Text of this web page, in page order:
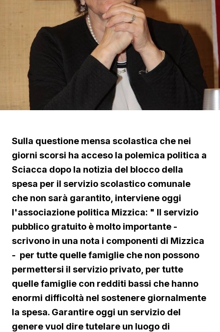
Sulla questione mensa scolastica che nei
giorni scorsi ha acceso la polemica politica a
Sciacca dopo la notizia del blocco della
spesa per il servizio scolastico comunale
che non sarà garantito, interviene oggi
l'associazione politica Mizzica: " Il servizio
pubblico gratuito è molto importante -
scrivono in una nota i componenti di Mizzica
- per tutte quelle famiglie che non possono
permettersi il servizio privato, per tutte
quelle famiglie con redditi bassi che hanno
enormi difficoltà nel sostenere giornalmente
la spesa. Garantire oggi un servizio del
genere vuol dire tutelare un luogo di